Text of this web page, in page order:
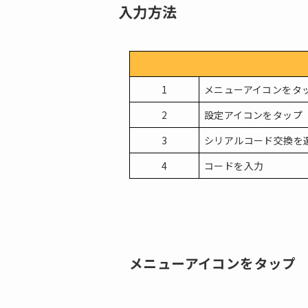
入力方法
1
メニューアイコンをタ
2
設定アイコンをタップ
3
シリアルコード交換を
4
コードを入力
メニューアイコンをタップ